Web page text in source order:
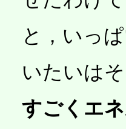
と，いっ
いたいは
すごくエ